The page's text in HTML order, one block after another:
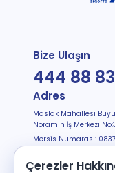
Çerezler
Bize Ulaşın
444 88 83
Adres
Maslak Mahallesi
Noramin İş Merkezi
Mersis Numarası: